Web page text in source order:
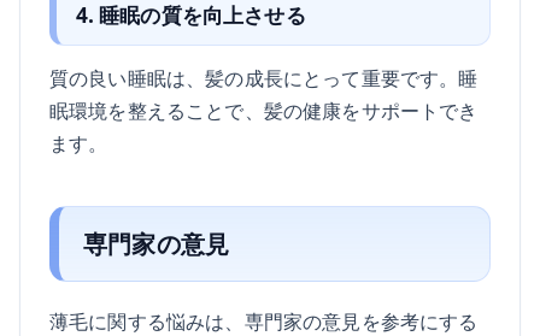
4. 睡眠の質を向上させる
質の良い睡眠は、髪の成長にとって重要です。睡
眠環境を整えることで、髪の健康をサポートでき
ます。
専門家の意見
薄毛に関する悩みは、専門家の意見を参考にする